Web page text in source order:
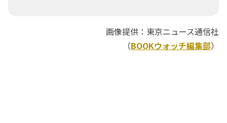
画像提供：東京ニュース通信社
（BOOKウォッチ編集部）